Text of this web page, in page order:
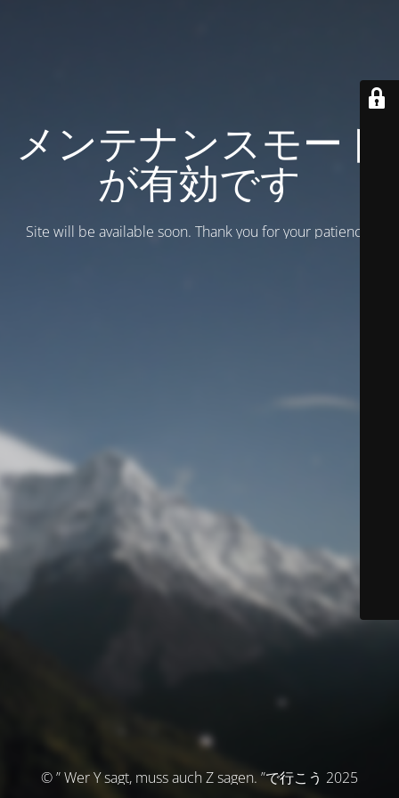
メンテナンスモード
が有効です
Site will be available soon. Thank you for your patience!
© ” Wer Y sagt, muss auch Z sagen. ”で行こう 2025